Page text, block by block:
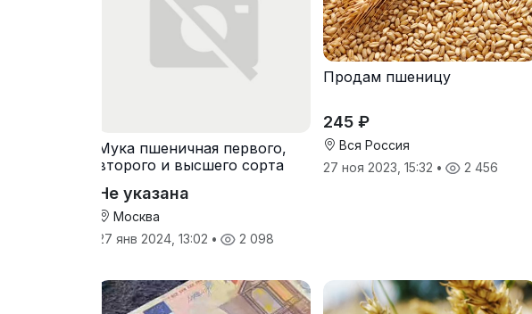
Мука пшеничная первого,
второго и высшего сорта
Не указана
Москва
27 янв 2024, 13:02 • 2 098
Продам пшеницу
245 ₽
Вся Россия
27 ноя 2023, 15:32 • 2 456